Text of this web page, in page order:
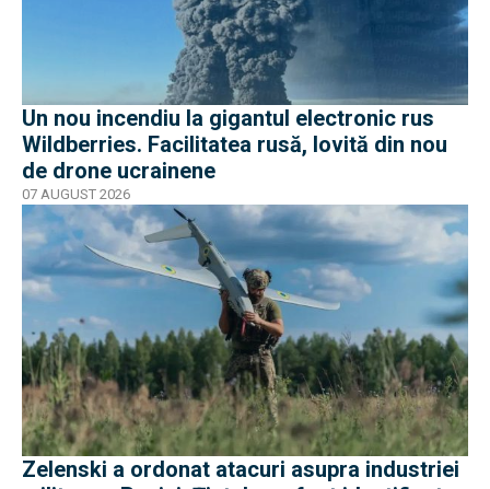
Un nou incendiu la gigantul electronic rus
Wildberries. Facilitatea rusă, lovită din nou
de drone ucrainene
07 AUGUST 2026
Zelenski a ordonat atacuri asupra industriei